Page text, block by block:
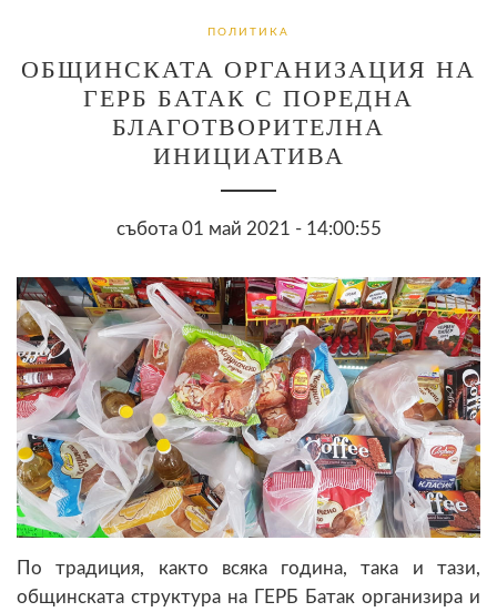
ПОЛИТИКА
ОБЩИНСКАТА ОРГАНИЗАЦИЯ НА
ГЕРБ БАТАК С ПОРЕДНА
БЛАГОТВОРИТЕЛНА
ИНИЦИАТИВА
събота 01 май 2021 - 14:00:55
По традиция, както всяка година, така и тази,
общинската структура на ГЕРБ Батак организира и